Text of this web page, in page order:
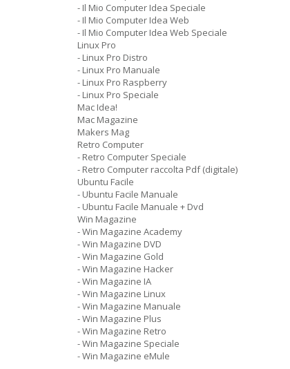
- Il Mio Computer Idea Speciale
- Il Mio Computer Idea Web
- Il Mio Computer Idea Web Speciale
Linux Pro
- Linux Pro Distro
- Linux Pro Manuale
- Linux Pro Raspberry
- Linux Pro Speciale
Mac Idea!
Mac Magazine
Makers Mag
Retro Computer
- Retro Computer Speciale
- Retro Computer raccolta Pdf (digitale)
Ubuntu Facile
- Ubuntu Facile Manuale
- Ubuntu Facile Manuale + Dvd
Win Magazine
- Win Magazine Academy
- Win Magazine DVD
- Win Magazine Gold
- Win Magazine Hacker
- Win Magazine IA
- Win Magazine Linux
- Win Magazine Manuale
- Win Magazine Plus
- Win Magazine Retro
- Win Magazine Speciale
- Win Magazine eMule